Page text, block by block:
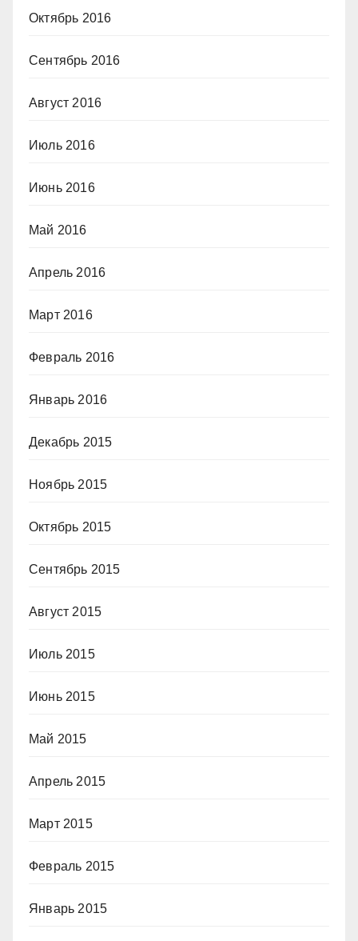
Октябрь 2016
Сентябрь 2016
Август 2016
Июль 2016
Июнь 2016
Май 2016
Апрель 2016
Март 2016
Февраль 2016
Январь 2016
Декабрь 2015
Ноябрь 2015
Октябрь 2015
Сентябрь 2015
Август 2015
Июль 2015
Июнь 2015
Май 2015
Апрель 2015
Март 2015
Февраль 2015
Январь 2015